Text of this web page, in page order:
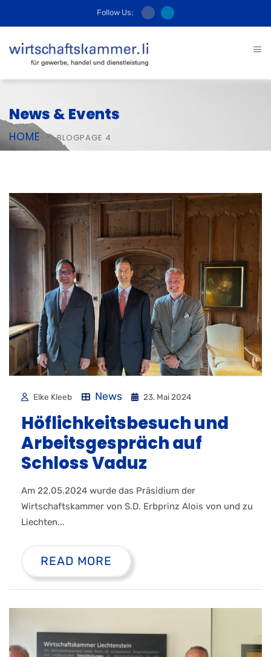
Follow Us:
News & Events
HOME BLOGPAGE 4
Elke Kleeb News 23. Mai 2024
Höflichkeitsbesuch und
Arbeitsgespräch auf
Schloss Vaduz
Am 22.05.2024 wurde das Präsidium der
Wirtschaftskammer von S.D. Erbprinz Alois von und zu
Liechten...
READ MORE